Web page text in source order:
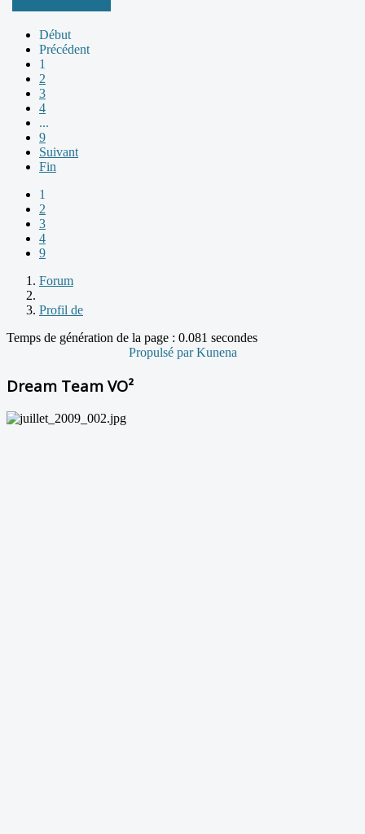
Début
Précédent
1
2
3
4
...
9
Suivant
Fin
1
2
3
4
9
Forum
Profil de
Temps de génération de la page : 0.081 secondes
Propulsé parKunena
Dream Team VO²